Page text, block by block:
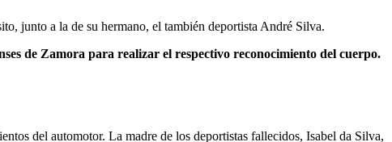
junto a la de su hermano, el también deportista André Silva.
de Zamora para realizar el respectivo reconocimiento del cuerpo.
del automotor. La madre de los deportistas fallecidos, Isabel da Silva,